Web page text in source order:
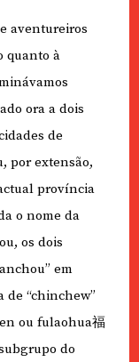
aventureiros
quanto à
ora a dois
de
por extensão,
província
o nome da
os dois
em
“chinchew”
ou fulaohua福
do